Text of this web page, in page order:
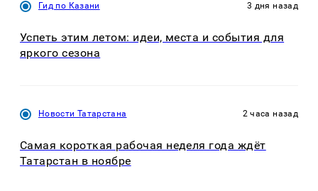
Гид по Казани 3 дня назад
Успеть этим летом: идеи, места и события для
яркого сезона
Новости Татарстана 2 часа назад
Самая короткая рабочая неделя года ждёт
Татарстан в ноябре